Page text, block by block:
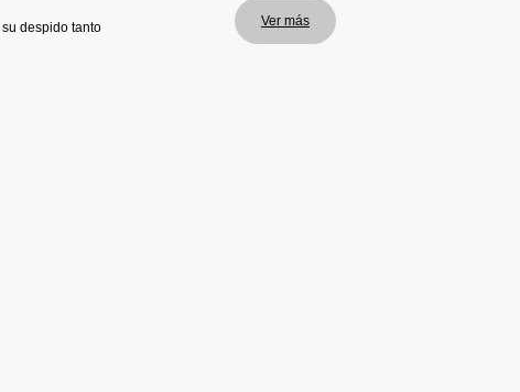
despido tanto
Ver más